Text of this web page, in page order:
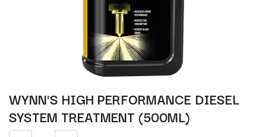
WYNN'S HIGH PERFORMANCE DIESEL
SYSTEM TREATMENT (500ML)